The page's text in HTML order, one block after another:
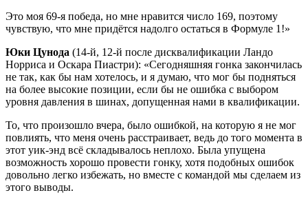
Это моя 69-я победа, но мне нравится число 169, поэтому
чувствую, что мне придётся надолго остаться в Формуле 1!»
Юки Цунода (14-й, 12-й после дисквалификации Ландо
Норриса и Оскара Пиастри): «Сегодняшняя гонка закончилась
не так, как бы нам хотелось, и я думаю, что мог бы подняться
на более высокие позиции, если бы не ошибка с выбором
уровня давления в шинах, допущенная нами в квалификации.
То, что произошло вчера, было ошибкой, на которую я не мог
повлиять, что меня очень расстраивает, ведь до того момента в
этот уик-энд всё складывалось неплохо. Была упущена
возможность хорошо провести гонку, хотя подобных ошибок
довольно легко избежать, но вместе с командой мы сделаем из
этого выводы.